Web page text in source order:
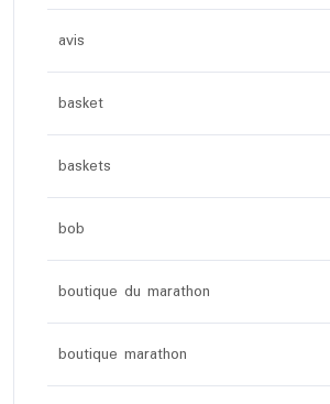
avis
basket
baskets
bob
boutique du marathon
boutique marathon